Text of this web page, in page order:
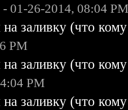
- 01-26-2014, 08:04
заливку (что
PM
заливку (что
PM
заливку (что